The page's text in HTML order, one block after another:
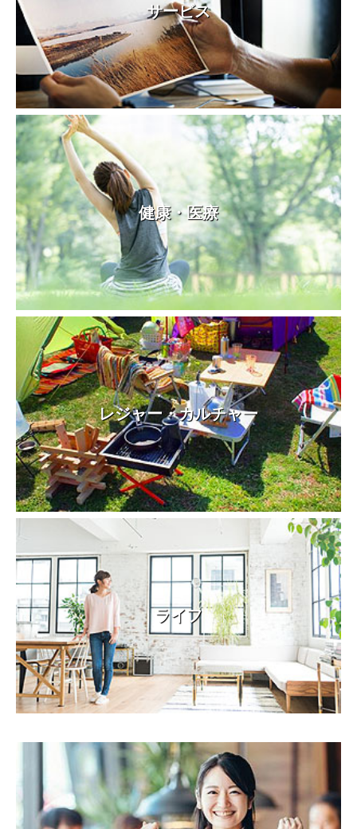
サービス
健康・医療
レジャー・カルチャー
ライフ